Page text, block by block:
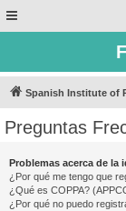
Spanish Institute of
Preguntas
Problemas acerca de
¿Por qué me tengo que
¿Qué es COPPA?
¿Por qué no puedo